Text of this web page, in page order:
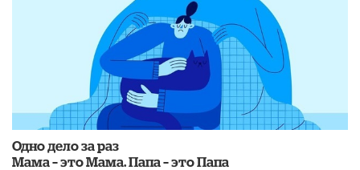
Одно дело за раз
Мама – это Мама. Папа – это Папа